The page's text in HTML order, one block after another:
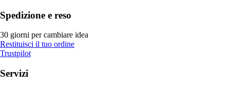
Spedizione e reso
30 giorni per cambiare idea
Restituisci il tuo ordine
Trustpilot
Servizi